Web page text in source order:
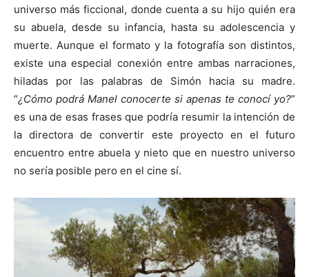
universo más ficcional, donde cuenta a su hijo quién era
su abuela, desde su infancia, hasta su adolescencia y
muerte. Aunque el formato y la fotografía son distintos,
existe una especial conexión entre ambas narraciones,
hiladas por las palabras de Simón hacia su madre.
“¿Cómo podrá Manel conocerte si apenas te conocí yo?”
es una de esas frases que podría resumir la intención de
la directora de convertir este proyecto en el futuro
encuentro entre abuela y nieto que en nuestro universo
no sería posible pero en el cine sí.